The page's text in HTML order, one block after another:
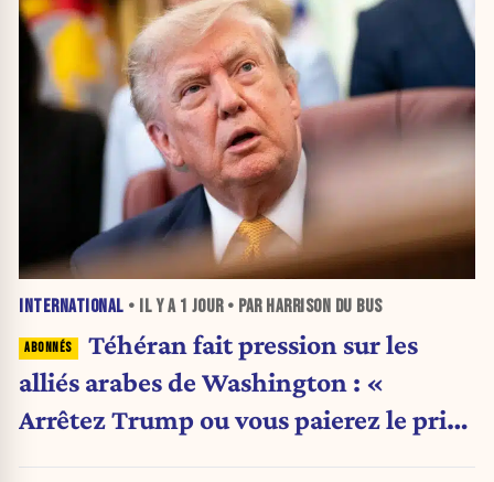
INTERNATIONAL • IL Y A 1 JOUR• PAR HARRISON DU BUS
Téhéran fait pression sur les
alliés arabes de Washington : «
Arrêtez Trump ou vous paierez le prix